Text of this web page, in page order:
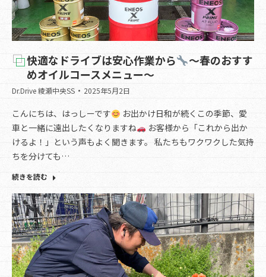
快適なドライブは安心作業から
〜春のおすす
めオイルコースメニュー〜
Dr.Drive 綾瀬中央SS 2025年5月2日
こんにちは、はっしーです
お出かけ日和が続くこの季節、愛
車と一緒に遠出したくなりますね
お客様から「これから出か
けるよ！」という声もよく聞きます。 私たちもワクワクした気持
ちを分けても…
続きを読む